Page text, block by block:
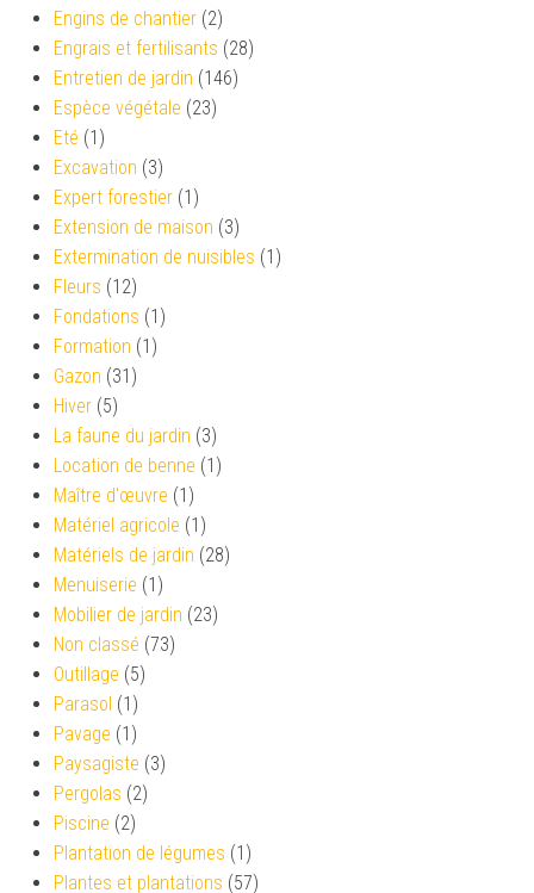
Engins de chantier (2)
Engrais et fertilisants (28)
Entretien de jardin (146)
Espèce végétale (23)
Eté (1)
Excavation (3)
Expert forestier (1)
Extension de maison (3)
Extermination de nuisibles (1)
Fleurs (12)
Fondations (1)
Formation (1)
Gazon (31)
Hiver (5)
La faune du jardin (3)
Location de benne (1)
Maître d'œuvre (1)
Matériel agricole (1)
Matériels de jardin (28)
Menuiserie (1)
Mobilier de jardin (23)
Non classé (73)
Outillage (5)
Parasol (1)
Pavage (1)
Paysagiste (3)
Pergolas (2)
Piscine (2)
Plantation de légumes (1)
Plantes et plantations (57)